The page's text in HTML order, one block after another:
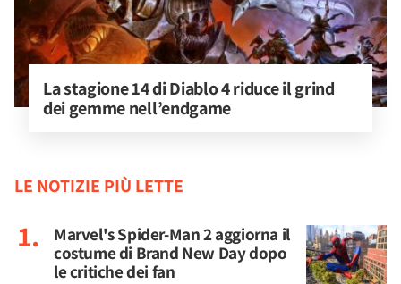
La stagione 14 di Diablo 4 riduce il grind
dei gemme nell’endgame
LE NOTIZIE PIÙ LETTE
Marvel's Spider-Man 2 aggiorna il
costume di Brand New Day dopo
le critiche dei fan